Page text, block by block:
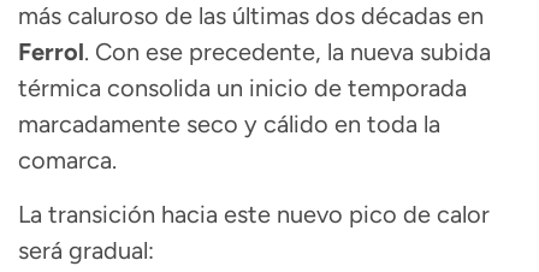
más caluroso de las últimas dos décadas en
Ferrol. Con ese precedente, la nueva subida
térmica consolida un inicio de temporada
marcadamente seco y cálido en toda la
comarca.
La transición hacia este nuevo pico de calor
será gradual: